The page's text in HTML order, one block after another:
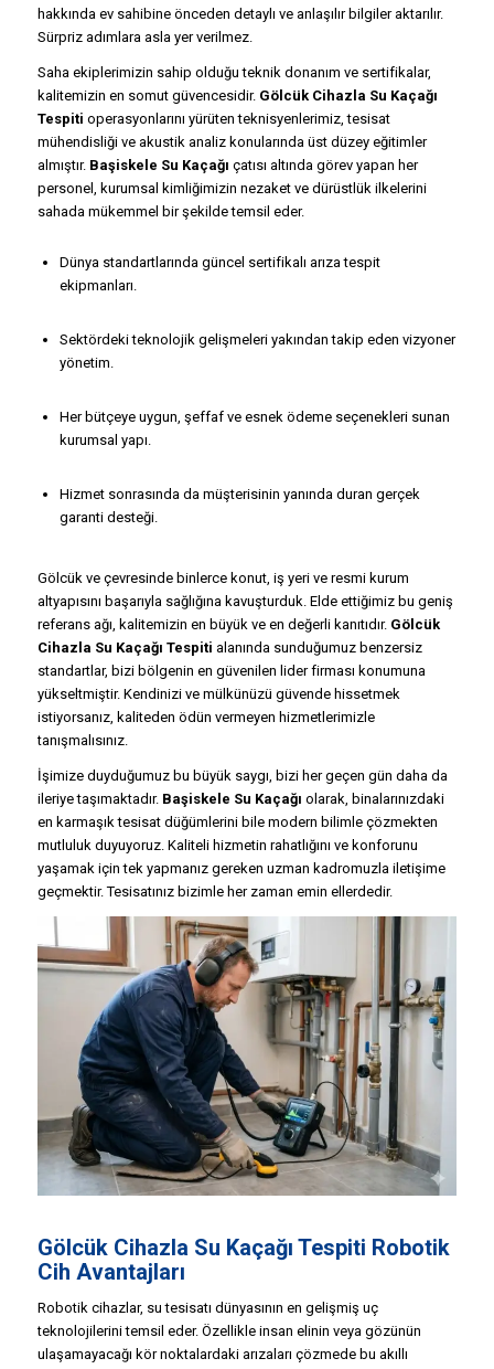
hakkında ev sahibine önceden detaylı ve anlaşılır bilgiler aktarılır.
Sürpriz adımlara asla yer verilmez.
Saha ekiplerimizin sahip olduğu teknik donanım ve sertifikalar,
kalitemizin en somut güvencesidir. Gölcük Cihazla Su Kaçağı
Tespiti operasyonlarını yürüten teknisyenlerimiz, tesisat
mühendisliği ve akustik analiz konularında üst düzey eğitimler
almıştır. Başiskele Su Kaçağı çatısı altında görev yapan her
personel, kurumsal kimliğimizin nezaket ve dürüstlük ilkelerini
sahada mükemmel bir şekilde temsil eder.
Dünya standartlarında güncel sertifikalı arıza tespit
ekipmanları.
Sektördeki teknolojik gelişmeleri yakından takip eden vizyoner
yönetim.
Her bütçeye uygun, şeffaf ve esnek ödeme seçenekleri sunan
kurumsal yapı.
Hizmet sonrasında da müşterisinin yanında duran gerçek
garanti desteği.
Gölcük ve çevresinde binlerce konut, iş yeri ve resmi kurum
altyapısını başarıyla sağlığına kavuşturduk. Elde ettiğimiz bu geniş
referans ağı, kalitemizin en büyük ve en değerli kanıtıdır. Gölcük
Cihazla Su Kaçağı Tespiti alanında sunduğumuz benzersiz
standartlar, bizi bölgenin en güvenilen lider firması konumuna
yükseltmiştir. Kendinizi ve mülkünüzü güvende hissetmek
istiyorsanız, kaliteden ödün vermeyen hizmetlerimizle
tanışmalısınız.
İşimize duyduğumuz bu büyük saygı, bizi her geçen gün daha da
ileriye taşımaktadır. Başiskele Su Kaçağı olarak, binalarınızdaki
en karmaşık tesisat düğümlerini bile modern bilimle çözmekten
mutluluk duyuyoruz. Kaliteli hizmetin rahatlığını ve konforunu
yaşamak için tek yapmanız gereken uzman kadromuzla iletişime
geçmektir. Tesisatınız bizimle her zaman emin ellerdedir.
Gölcük Cihazla Su Kaçağı Tespiti Robotik
Cih Avantajları
Robotik cihazlar, su tesisatı dünyasının en gelişmiş uç
teknolojilerini temsil eder. Özellikle insan elinin veya gözünün
ulaşamayacağı kör noktalardaki arızaları çözmede bu akıllı